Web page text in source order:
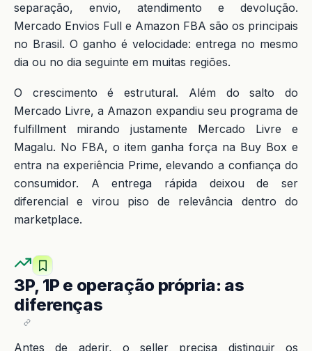
separação, envio, atendimento e devolução.
Mercado Envios Full e Amazon FBA são os principais
no Brasil. O ganho é velocidade: entrega no mesmo
dia ou no dia seguinte em muitas regiões.
O crescimento é estrutural. Além do salto do
Mercado Livre, a Amazon expandiu seu programa de
fulfillment mirando justamente Mercado Livre e
Magalu. No FBA, o item ganha força na Buy Box e
entra na experiência Prime, elevando a confiança do
consumidor. A entrega rápida deixou de ser
diferencial e virou piso de relevância dentro do
marketplace.
3P, 1P e operação própria: as
diferenças
Antes de aderir, o seller precisa distinguir os